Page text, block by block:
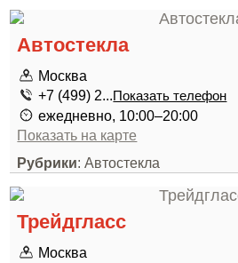
Автостекла
Москва
+7 (499) 2...Показать телефон
ежедневно, 10:00–20:00
Показать на карте
Рубрики: Автостекла
Трейдгласс
Москва